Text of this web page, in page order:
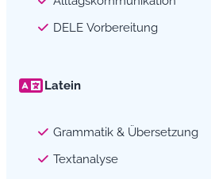
DELE Vorbereitung
Latein
Grammatik & Übersetzung
Textanalyse